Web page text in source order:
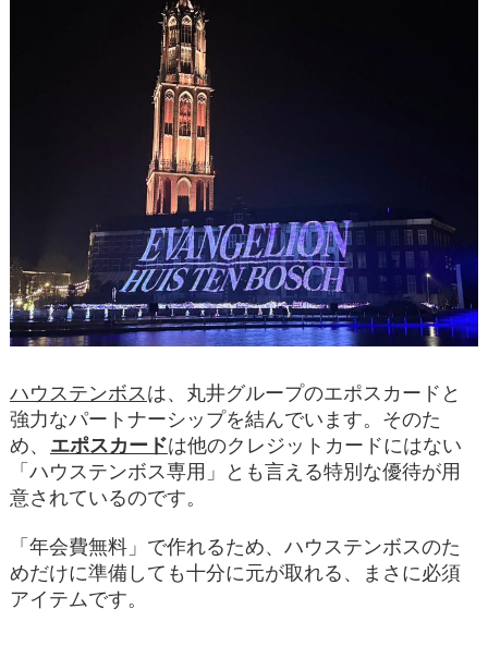
ハウステンボスは、丸井グループのエポスカードと
強力なパートナーシップを結んでいます。そのた
め、
エポスカードは他のクレジットカードにはない
「ハウステンボス専用」とも言える特別な優待が用
意されているのです。
「年会費無料」で作れるため、ハウステンボスのた
めだけに準備しても十分に元が取れる、まさに必須
アイテムです。